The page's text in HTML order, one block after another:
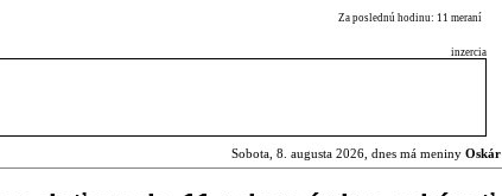
Za poslednú hodinu: 11 meraní
inzercia
Sobota, 8. augusta 2026, dnes má meniny Oskár